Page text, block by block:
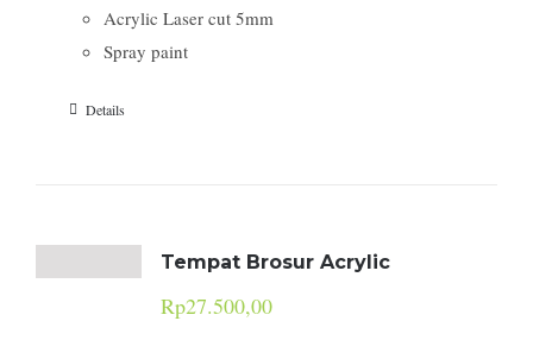
Acrylic Laser cut 5mm
Spray paint
Details
Tempat Brosur Acrylic
Rp27.500,00